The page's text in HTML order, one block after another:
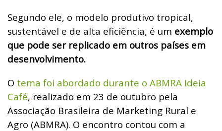
Segundo ele, o modelo produtivo tropical,
sustentável e de alta eficiência, é um exemplo
que pode ser replicado em outros países em
desenvolvimento.
O tema foi abordado durante o ABMRA Ideia
Café, realizado em 23 de outubro pela
Associação Brasileira de Marketing Rural e
Agro (ABMRA). O encontro contou com a